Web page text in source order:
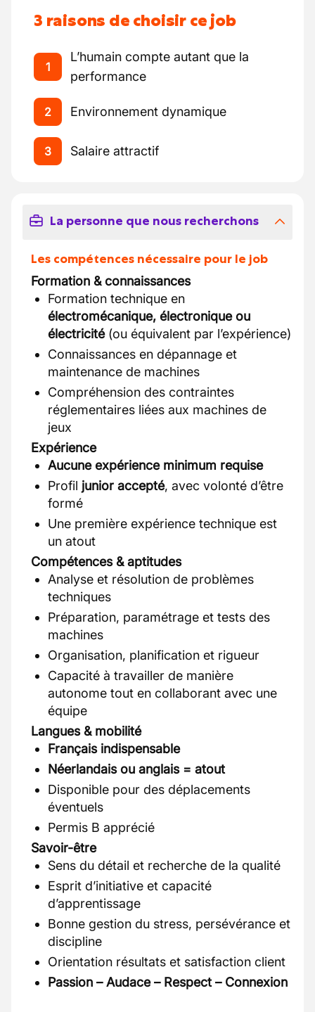
3 raisons de choisir ce job
1
L’humain compte autant que la
performance
2 Environnement dynamique
3 Salaire attractif
La personne que nous recherchons
Les compétences nécessaire pour le job
Formation & connaissances
Formation technique en
électromécanique, électronique ou
électricité(ou équivalent par l’expérience)
Connaissances en dépannage et
maintenance de machines
Compréhension des contraintes
réglementaires liées aux machines de
jeux
Expérience
Aucune expérience minimum requise
Profil junior accepté, avec volonté d’être
formé
Une première expérience technique est
un atout
Compétences & aptitudes
Analyse et résolution de problèmes
techniques
Préparation, paramétrage et tests des
machines
Organisation, planification et rigueur
Capacité à travailler de manière
autonome tout en collaborant avec une
équipe
Langues & mobilité
Français indispensable
Néerlandais ou anglais = atout
Disponible pour des déplacements
éventuels
Permis B apprécié
Savoir-être
Sens du détail et recherche de la qualité
Esprit d’initiative et capacité
d’apprentissage
Bonne gestion du stress, persévérance et
discipline
Orientation résultats et satisfaction client
Passion – Audace – Respect – Connexion